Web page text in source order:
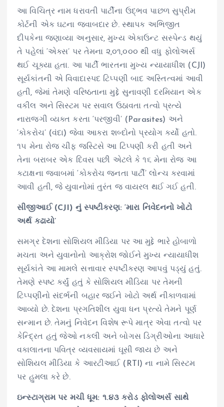
આ વિચિત્ર નામ ધરાવતી પાર્ટીના ઉદ્ભવ પાછળ સુપ્રીમ
કોર્ટની એક ઘટના જવાબદાર છે. સ્થાપક અભિજીત
દીપકેના જણાવ્યા અનુસાર, મુખ્ય એકાઉન્ટ સસ્પેન્ડ થયું
તે પહેલાં ‘એક્સ’ પર તેમના ૨,૦૧,૦૦૦ થી વધુ ફોલોઅર્સ
થઈ ચૂક્યા હતા. આ પાર્ટી ભારતના મુખ્ય ન્યાયાધીશ (CJI)
સૂર્યકાંતની એ વિવાદાસ્પદ ટિપ્પણી બાદ અસ્તિત્વમાં આવી
હતી, જેમાં તેમણે વરિષ્ઠતાના મુદ્દે સુનાવણી દરમિયાન એક
વકીલ અને સિસ્ટમ પર સવાલ ઉઠાવતા તત્વો પ્રત્યે
નારાજગી વ્યક્ત કરતા ‘પરજીવી’ (Parasites) અને
‘કોકરોચ’ (વંદા) જેવા આકરા શબ્દોનો પ્રયોગ કર્યો હતો.
૧૫ મેના રોજ ચીફ જસ્ટિસે આ ટિપ્પણી કરી હતી અને
તેના બરાબર એક દિવસ પછી એટલે કે ૧૬ મેના રોજ આ
કટાક્ષના જવાબમાં ‘કોકરોચ જનતા પાર્ટી’ લોન્ચ કરવામાં
આવી હતી, જે યુવાનોમાં તુરંત જ વાયરલ થઈ ગઈ હતી.
સીજીઆઈ (CJI) નું સ્પષ્ટીકરણ: ‘મારા નિવેદનનો ખોટો
અર્થ કઢાયો’
સમગ્ર દેશના સોશિયલ મીડિયા પર આ મુદ્દે ભારે હોબાળો
મચતા અને યુવાનોનો આક્રોશ જોઈને મુખ્ય ન્યાયાધીશ
સૂર્યકાંતે આ મામલે સત્તાવાર સ્પષ્ટીકરણ આપવું પડ્યું હતું.
તેમણે સ્પષ્ટ કર્યું હતું કે સોશિયલ મીડિયા પર તેમની
ટિપ્પણીનો સંદર્ભની બહાર જઈને ખોટો અર્થ નીકાળવામાં
આવ્યો છે. દેશના પ્રગતિશીલ યુવા ધન પ્રત્યે તેમને પૂર્ણ
સન્માન છે. તેમનું નિવેદન વિશેષ રૂપે માત્ર એવા તત્વો પર
કેન્દ્રિત હતું જેઓ નકલી અને બોગસ ડિગ્રીઓના આધારે
વકાલાતના પવિત્ર વ્યવસાયમાં ઘૂસી જાય છે અને
સોશિયલ મીડિયા કે આરટીઆઈ (RTI) ના નામે સિસ્ટમ
પર હુમલા કરે છે.
ઇન્સ્ટાગ્રામ પર મચી ધૂમ: ૧.૪૩ કરોડ ફોલોઅર્સ સાથે